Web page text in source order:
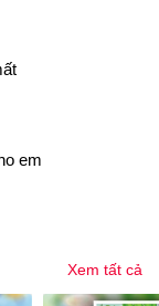
em
Xem tất cả